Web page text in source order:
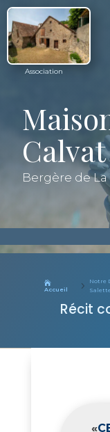
Association
Calvat
Bergère de

Accueil
5
Notre
Salette
Récit
«